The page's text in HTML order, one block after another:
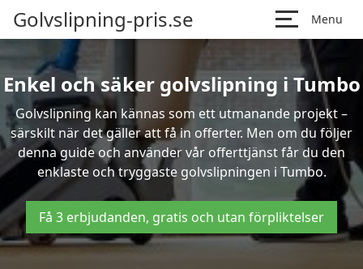
Golvslipning-pris.se Menu
Enkel och säker golvslipning i Tumbo
Golvslipning kan kännas som ett utmanande projekt –
särskilt när det gäller att få in offerter. Men om du följer
denna guide och använder vår offerttjänst får du den
enklaste och tryggaste golvslipningen i Tumbo.
Få 3 erbjudanden, gratis och utan förpliktelser